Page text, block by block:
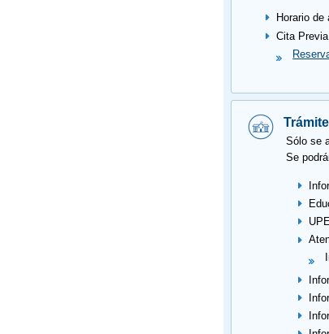
Horario
Cita Previa
Sólo se
Se